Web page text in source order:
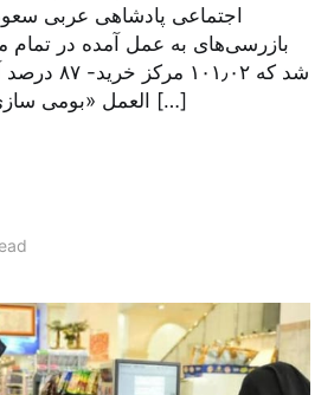
اجتماعی پادشاهی عربی
بازرسی‌های به عمل آمده در
شد که
العمل «بومی سازی و استفاده از نیروی […]